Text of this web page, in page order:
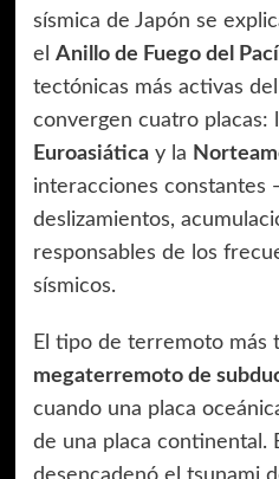
sísmica de Japón se
el Anillo de Fuego del
tectónicas más activas
convergen cuatro placas:
Euroasiáticay la
interacciones constantes
deslizamientos,
responsables de los
sísmicos.
El tipo de terremoto más
megaterremoto de
cuando una placa
de una placa continental.